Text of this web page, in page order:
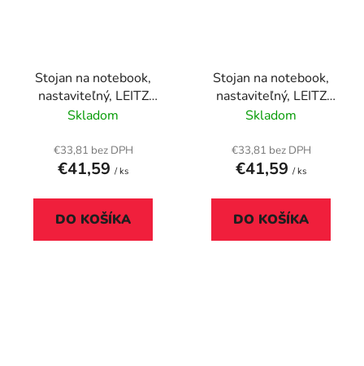
Stojan na notebook,
nastaviteľný, LEITZ
"Ergo", biela
Skladom
€33,81 bez DPH
€41,59 / ks
DO KOŠÍKA
Stojan na notebook,
nastaviteľný, LEITZ
"Ergo", sivá
Skladom
€33,81 bez DPH
€41,59 / ks
DO KOŠÍKA